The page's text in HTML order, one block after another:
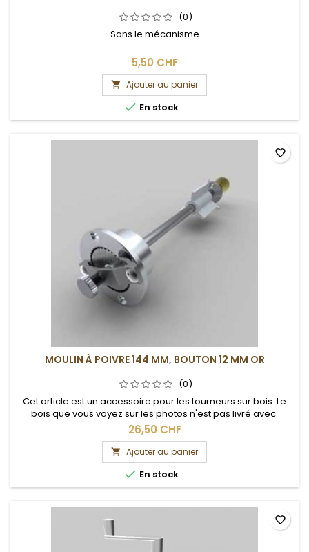
(0)
Sans le mécanisme
5,50 CHF
 Ajouter au panier
 En stock
MOULIN À POIVRE 144 MM, BOUTON 12 MM OR
(0)
Cet article est un accessoire pour les tourneurs sur bois. Le
bois que vous voyez sur les photos n'est pas livré avec.
26,50 CHF
 Ajouter au panier
 En stock
favorite_border
favorite_border